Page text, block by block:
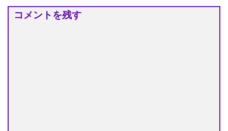
コメントを残す